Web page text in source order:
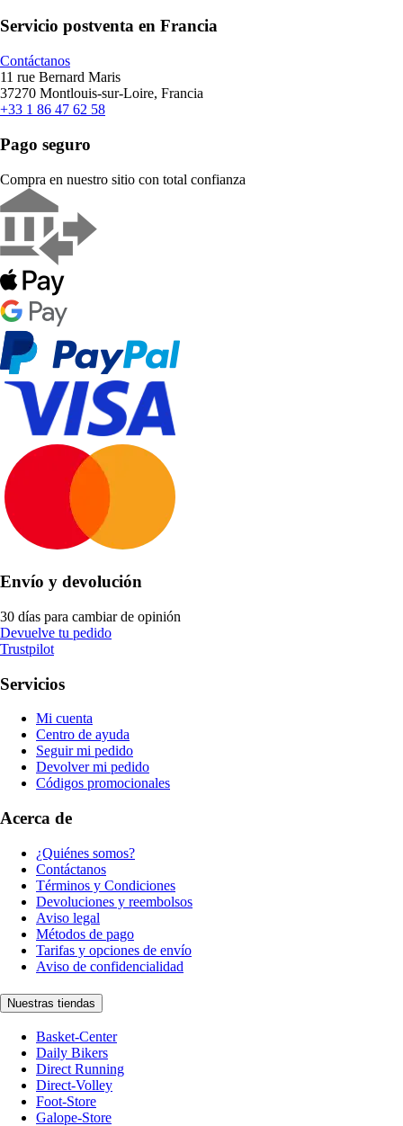
Servicio postventa en Francia
Contáctanos
11 rue Bernard Maris
37270 Montlouis-sur-Loire, Francia
+33 1 86 47 62 58
Pago seguro
Compra en nuestro sitio con total confianza
Envío y devolución
30 días para cambiar de opinión
Devuelve tu pedido
Trustpilot
Servicios
Mi cuenta
Centro de ayuda
Seguir mi pedido
Devolver mi pedido
Códigos promocionales
Acerca de
¿Quiénes somos?
Contáctanos
Términos y Condiciones
Devoluciones y reembolsos
Aviso legal
Métodos de pago
Tarifas y opciones de envío
Aviso de confidencialidad
Nuestras tiendas
Basket-Center
Daily Bikers
Direct Running
Direct-Volley
Foot-Store
Galope-Store